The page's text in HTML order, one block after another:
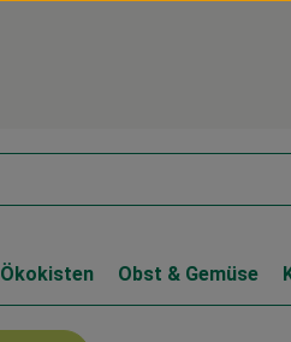
Ökokisten Obst & Gemüse